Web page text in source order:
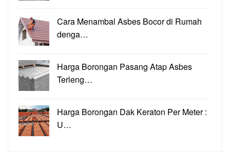
Cara Menambal Asbes Bocor di Rumah
denga…
Harga Borongan Pasang Atap Asbes
Terleng…
Harga Borongan Dak Keraton Per Meter :
U…